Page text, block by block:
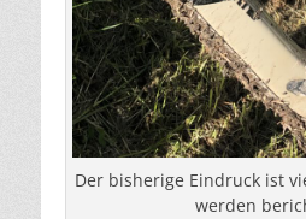
Der bisherige Eindruck ist
werden